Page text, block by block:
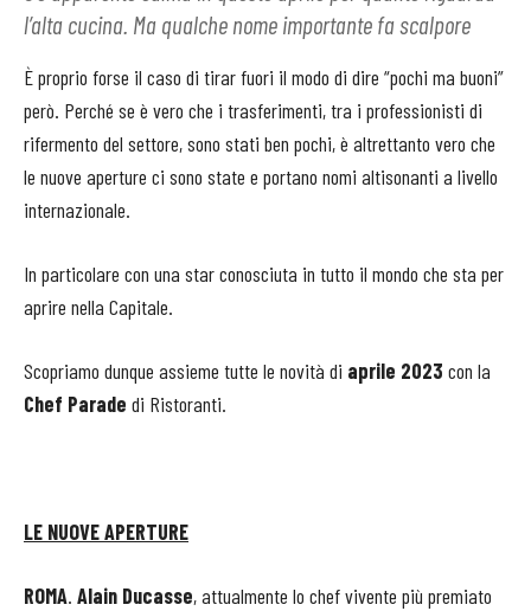
l’alta cucina. Ma qualche nome importante fa scalpore
È proprio forse il caso di tirar fuori il modo di dire “pochi ma buoni”
però. Perché se è vero che i trasferimenti, tra i professionisti di
rifermento del settore, sono stati ben pochi, è altrettanto vero che
le nuove aperture ci sono state e portano nomi altisonanti a livello
internazionale.
In particolare con una star conosciuta in tutto il mondo che sta per
aprire nella Capitale.
Scopriamo dunque assieme tutte le novità di aprile 2023 con la
Chef Parade di Ristoranti.
LE NUOVE APERTURE
ROMA. Alain Ducasse, attualmente lo chef vivente più premiato